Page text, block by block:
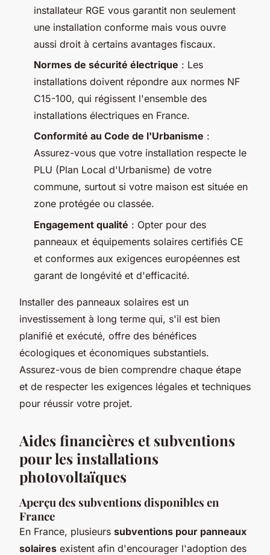
installateur RGE vous garantit non seulement
une installation conforme mais vous ouvre
aussi droit à certains avantages fiscaux.
Normes de sécurité électrique : Les
installations doivent répondre aux normes NF
C15-100, qui régissent l'ensemble des
installations électriques en France.
Conformité au Code de l'Urbanisme :
Assurez-vous que votre installation respecte le
PLU (Plan Local d'Urbanisme) de votre
commune, surtout si votre maison est située en
zone protégée ou classée.
Engagement qualité : Opter pour des
panneaux et équipements solaires certifiés CE
et conformes aux exigences européennes est
garant de longévité et d'efficacité.
Installer des panneaux solaires est un
investissement à long terme qui, s'il est bien
planifié et exécuté, offre des bénéfices
écologiques et économiques substantiels.
Assurez-vous de bien comprendre chaque étape
et de respecter les exigences légales et techniques
pour réussir votre projet.
Aides financières et subventions
pour les installations
photovoltaïques
Aperçu des subventions disponibles en
France
En France, plusieurs subventions pour panneaux
solaires existent afin d'encourager l'adoption des